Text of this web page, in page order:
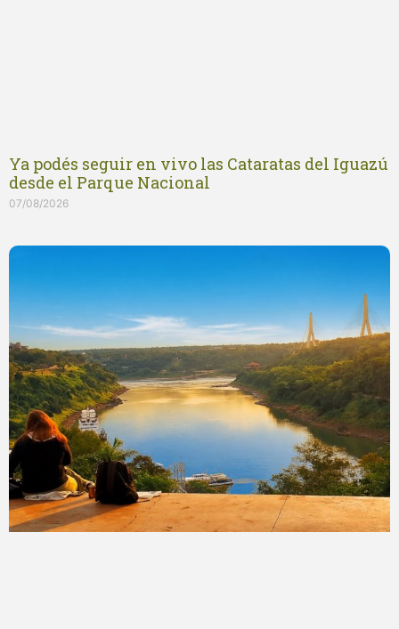
Ya podés seguir en vivo las Cataratas del Iguazú
desde el Parque Nacional
07/08/2026